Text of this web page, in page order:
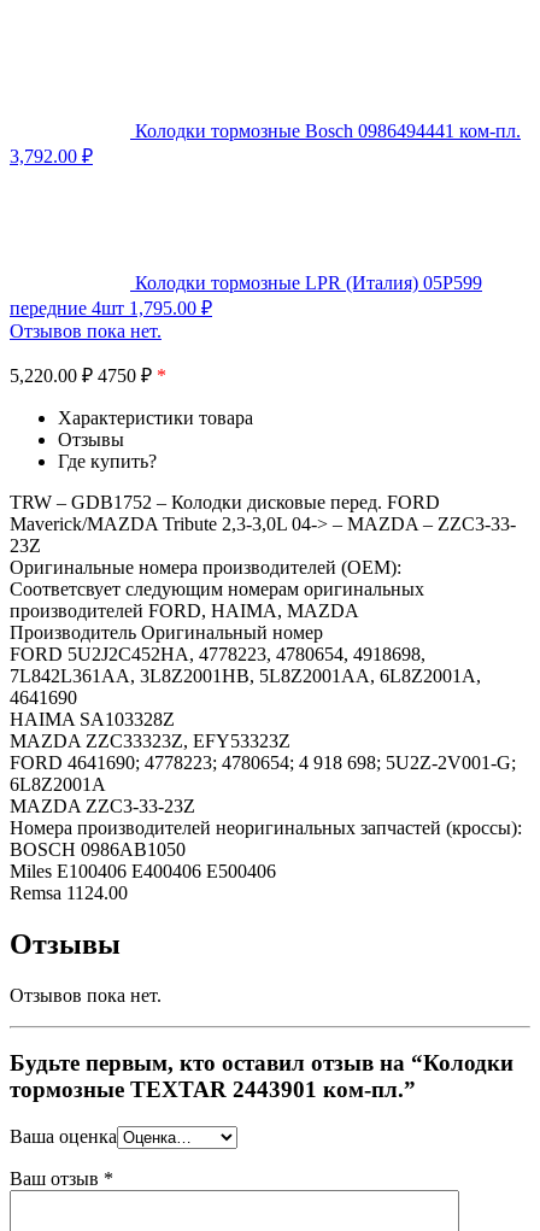
Колодки тормозные Bosch 0986494441 ком-пл.
3,792.00 ₽
Колодки тормозные LPR (Италия) 05P599
передние 4шт 1,795.00 ₽
Отзывов пока нет.
5,220.00 ₽ 4750 ₽ *
Характеристики товара
Отзывы
Где купить?
TRW – GDB1752 – Колодки дисковые перед. FORD
Maverick/MAZDA Tribute 2,3-3,0L 04-> – MAZDA – ZZC3-33-
23Z
Оригинальные номера производителей (OEM):
Соответсвует следующим номерам оригинальных
производителей FORD, HAIMA, MAZDA
Производитель Оригинальный номер
FORD 5U2J2C452HA, 4778223, 4780654, 4918698,
7L842L361AA, 3L8Z2001HB, 5L8Z2001AA, 6L8Z2001A,
4641690
HAIMA SA103328Z
MAZDA ZZC33323Z, EFY53323Z
FORD 4641690; 4778223; 4780654; 4 918 698; 5U2Z-2V001-G;
6L8Z2001A
MAZDA ZZC3-33-23Z
Номера производителей неоригинальных запчастей (кроссы):
BOSCH 0986AB1050
Miles E100406 E400406 E500406
Remsa 1124.00
Отзывы
Отзывов пока нет.
Будьте первым, кто оставил отзыв на “Колодки
тормозные TEXTAR 2443901 ком-пл.”
Ваша оценка
Ваш отзыв *